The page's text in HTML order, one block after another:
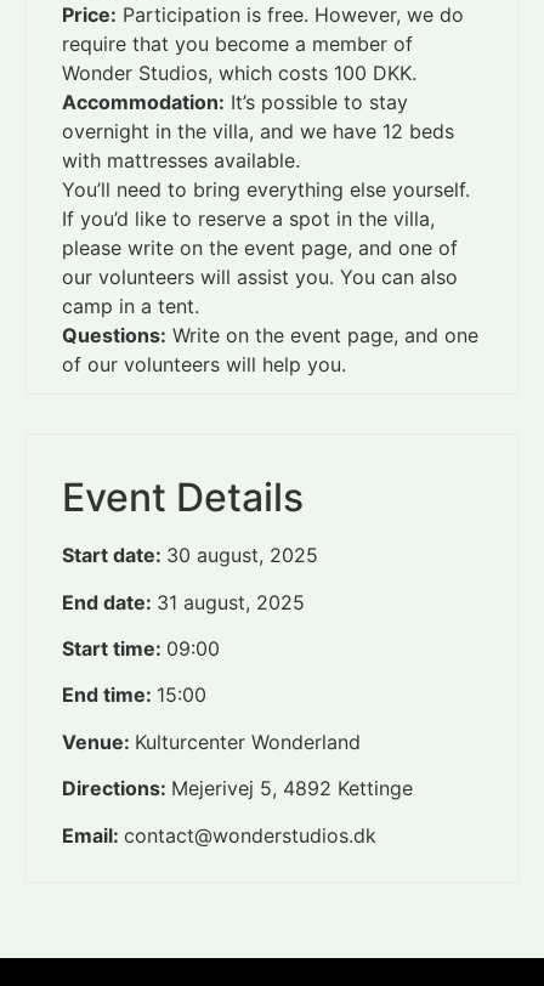
Price: Participation is free. However, we do
require that you become a member of
Wonder Studios, which costs 100 DKK.
Accommodation: It’s possible to stay
overnight in the villa, and we have 12 beds
with mattresses available.
You’ll need to bring everything else yourself.
If you’d like to reserve a spot in the villa,
please write on the event page, and one of
our volunteers will assist you. You can also
camp in a tent.
Questions: Write on the event page, and one
of our volunteers will help you.
Event Details
Start date: 30 august, 2025
End date: 31 august, 2025
Start time: 09:00
End time: 15:00
Venue: Kulturcenter Wonderland
Directions: Mejerivej 5, 4892 Kettinge
Email: contact@wonderstudios.dk